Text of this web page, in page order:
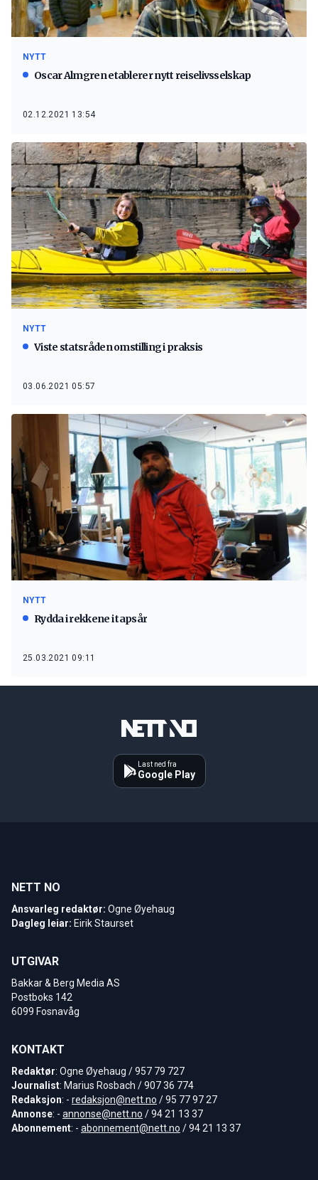
NYTT
Oscar Almgren etablerer nytt reiselivsselskap
02.12.2021 13:54
NYTT
Viste statsråden omstilling i praksis
03.06.2021 05:57
NYTT
Rydda i rekkene i tapsår
25.03.2021 09:11
Last ned fra
Google Play
NETT NO
Ansvarleg redaktør: Ogne Øyehaug
Dagleg leiar: Eirik Staurset
UTGIVAR
Bakkar & Berg Media AS
Postboks 142
6099 Fosnavåg
KONTAKT
Redaktør: Ogne Øyehaug / 957 79 727
Journalist: Marius Rosbach / 907 36 774
Redaksjon: - redaksjon@nett.no / 95 77 97 27
Annonse: - annonse@nett.no / 94 21 13 37
Abonnement: - abonnement@nett.no / 94 21 13 37